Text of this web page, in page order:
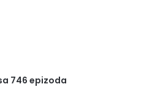
746 epizoda